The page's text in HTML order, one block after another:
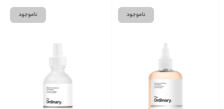
ناموجود ناموجود